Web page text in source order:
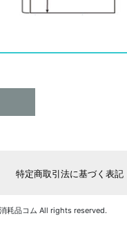
特定商取引法に基づく表記
耗品コム All rights reserved.